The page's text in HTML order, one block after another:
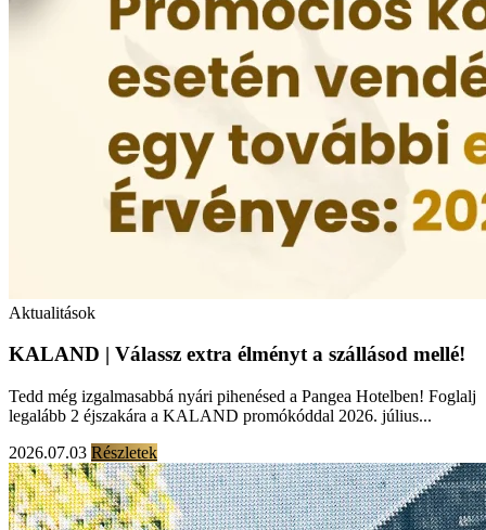
Aktualitások
KALAND | Válassz extra élményt a szállásod mellé!
Tedd még izgalmasabbá nyári pihenésed a Pangea Hotelben! Foglalj
legalább 2 éjszakára a KALAND promókóddal 2026. július...
2026.07.03 Részletek